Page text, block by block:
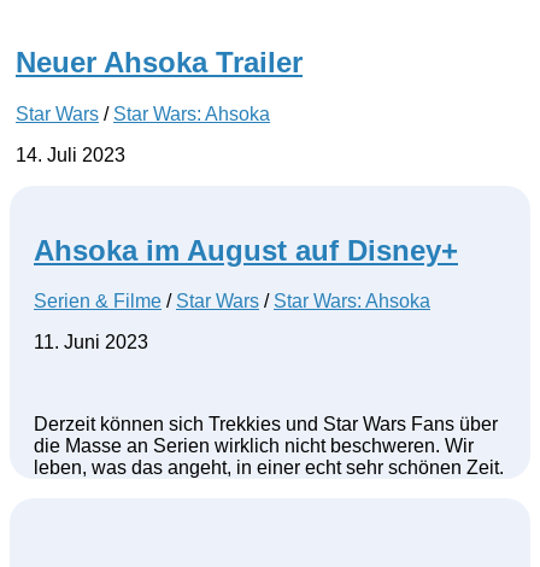
Neuer Ahsoka Trailer
Star Wars / Star Wars: Ahsoka
14. Juli 2023
Ahsoka im August auf Disney+
Serien & Filme / Star Wars / Star Wars: Ahsoka
11. Juni 2023
Derzeit können sich Trekkies und Star Wars Fans über
die Masse an Serien wirklich nicht beschweren. Wir
leben, was das angeht, in einer echt sehr schönen Zeit.